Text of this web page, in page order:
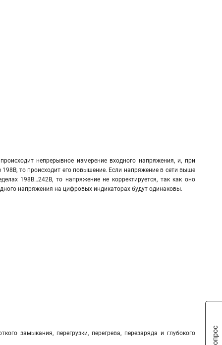
непрерывное измерение входного напряжения, и, при
то происходит его повышение. Если напряжение в сети выше
198В…242В, то напряжение не корректируется, так как оно
напряжения на цифровых индикаторах будут одинаковы.
замыкания, перегрузки, перегрева, перезаряда и глубокого